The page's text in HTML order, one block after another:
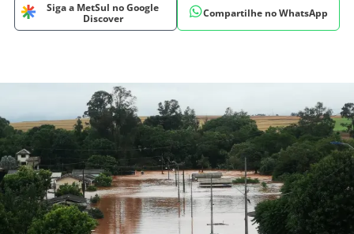
Siga a MetSul no Google
Discover
Compartilhe no WhatsApp